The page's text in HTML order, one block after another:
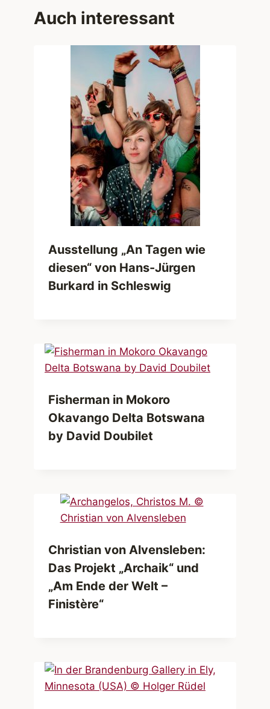
Auch interessant
Ausstellung „An Tagen wie
diesen“ von Hans-Jürgen
Burkard in Schleswig
Fisherman in Mokoro
Okavango Delta Botswana
by David Doubilet
Christian von Alvensleben:
Das Projekt „Archaik“ und
„Am Ende der Welt –
Finistère“